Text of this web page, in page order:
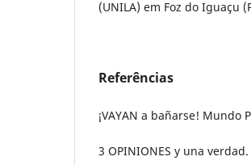
(UNILA) em Foz do Iguaçu
Referências
¡VAYAN a bañarse! Mundo
3 OPINIONES y una